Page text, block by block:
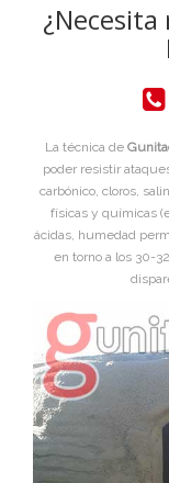
La técnica de
poder resistir
carbónico, cloros,
físicas y químicas
ácidas, humedad
en torno a los 30-